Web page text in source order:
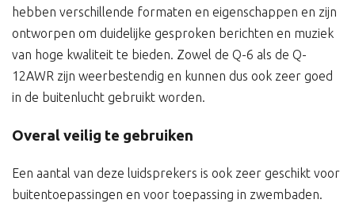
hebben verschillende formaten en eigenschappen en zijn
ontworpen om duidelijke gesproken berichten en muziek
van hoge kwaliteit te bieden. Zowel de Q-6 als de Q-
12AWR zijn weerbestendig en kunnen dus ook zeer goed
in de buitenlucht gebruikt worden.
Overal veilig te gebruiken
Een aantal van deze luidsprekers is ook zeer geschikt voor
buitentoepassingen en voor toepassing in zwembaden.